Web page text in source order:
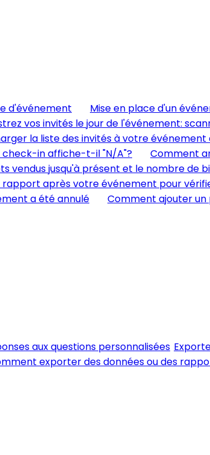
d'événement
Mise en place d'un
vos invités le jour de l'événement:
la liste des invités à votre événement
check-in affiche-t-il "N/A"?
Comment
vendus jusqu'à présent et le nombre de
après votre événement pour
a été annulé
Comment ajouter un
aux questions personnalisées
exporter des données ou des